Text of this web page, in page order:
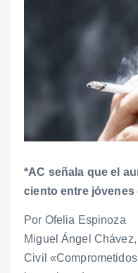
*AC señala que el
ciento entre jóvenes
Por Ofelia Espinoza
Miguel Ángel
Civil